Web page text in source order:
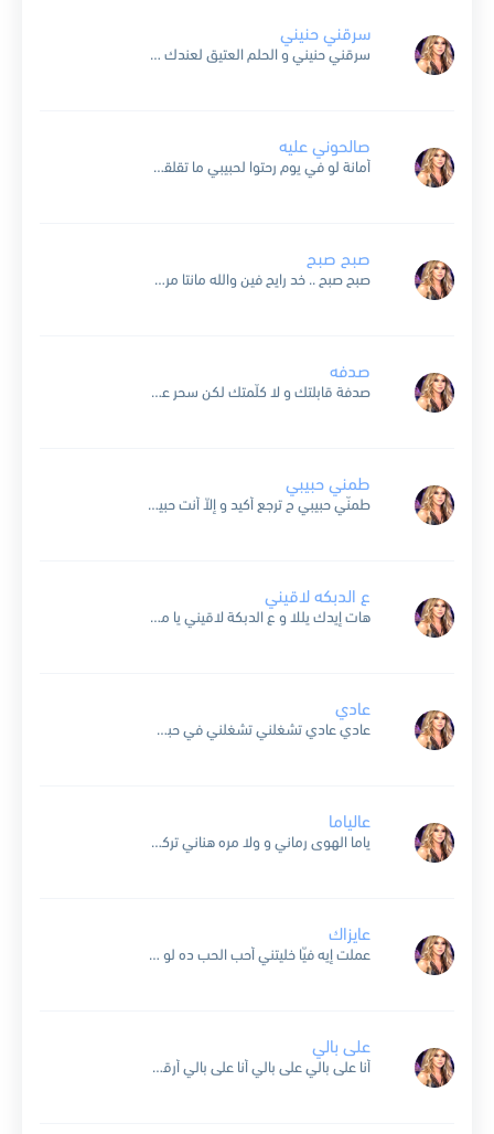
سرقني حنيني
سرقني حنيني و الحلم العتيق لعندك ودّوني يا حبّي البريء أخدوني لذكرياتي لأجمل حبّ بحياتي لعندك ودّوني يا حبّي البريء حنّيت و شو تخطر ع بالي أحلامنا بهاك الليالي و...
صالحوني عليه
أمانة لو في يوم رحتوا لحبيبي ما تقلقوش راحته مشتاقة ليك وسود عينيك وهتولي حاجة من ريحتو صلحوني عليه انا من بعديك بعد نجومي بالوحدة لا عندي اتنام ولا حتى...
صبح صبح
صبح صبح .. خد رايح فين والله مانتا مروح صبح صبح .. قول حاجة ياعم طب أي كلام وافتح اه ياحتة سكر ياللي منور نور الصبح بعينك وصباح الورد يا...
صدفه
صدفة قابلتك و لا كلّمتك لكن سحر عينيك خدني لدنيا غير الدنيا و ما صدّقت ألاقيك فجاّة تغيّر حالي و جرالي اللي جرالي و لا بتغيب عن بالي ليالي روح...
طمني حبيبي
طمنّي حبيبي ح ترجع أكيد و إلاّ أنت حبيبي ح تفضل بعيد تفوت الليالي يزيد إنشغالي و أفكّر في قربك ياخدني الحنين واحشني حبيبي يا جرحي و طبيبي بعيش الثواني...
ع الدبكه لاقيني
هات إيدك يللا و ع الدبكة لاقيني يا محبوبي يشهد الله حبّك كاويني رقّصلي عيون السمرا اللي بعدا بأوّل عمرا و شلحلي بصوتك موّال رندحلي و غنّيلي هات إيدك هاتا...
عادي
عادي عادي تشغلني تشغلني في حبك عادي عادي تجرحني تجرحني بهواك لو تموتني أحبك بس أموت أنا معاك عادي تشغلني في حبك عادي تجرحني بهواك مو مهم أوعد و إخلف...
عالياما
ياما الهوى رماني و ولا مره هناني تركني انا واحزاني غني وقللو عالياما عالياما وياما وياما كلمه محيتا من المكتوب لا اسف لا ندامه عالمايصون الود بنوب عالياما وياما وياما...
عايزاك
عملت إيه فيّا خليتني أحب الحب ده لو ياما لاموا عليّا ما بنسى عمري .. قلبك ده حبك على طول شاغلني قلبك بقى حتة مني يعني لو مهما قالوا بقول...
على بالي
أنا على بالي على بالي أنا على بالي أرقص جنبك حبيبي إنت يا غالي أنا حبّي غالي على قلبك لا تخلّي سهري يطول خدني معك على طول إنت لمّا تقول...